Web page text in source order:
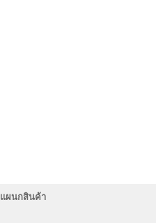
แผนกสินค้า